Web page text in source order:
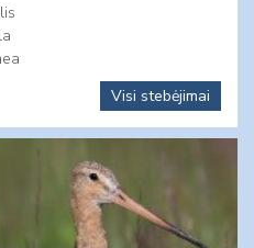
Visi stebėjimai